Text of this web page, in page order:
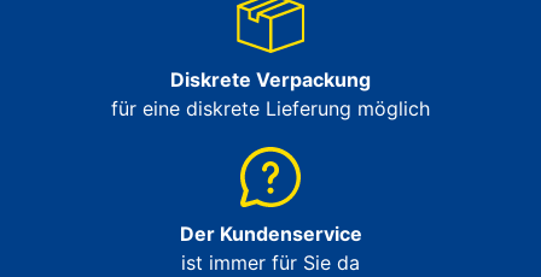
Diskrete Verpackung
für eine diskrete Lieferung möglich
Der Kundenservice
ist immer für Sie da